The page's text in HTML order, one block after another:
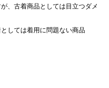
、古着商品としては目立つダメ
しては着用に問題ない商品